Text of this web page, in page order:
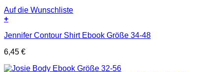
Auf die Wunschliste
+
Jennifer Contour Shirt Ebook Größe 34-48
6,45 €